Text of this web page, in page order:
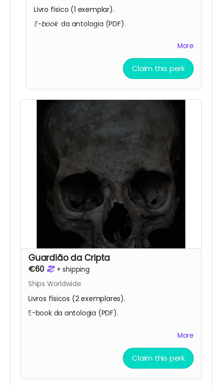
Livro físico (1 exemplar).
E-book da antologia (PDF).
Nome na lista de mecenas do terror
More
Claim this perk
Guardião da Cripta
€60 +shipping
Ships Worldwide
Livros físicos (2 exemplares).
E-book da antologia (PDF).
Nome na lista de mecenas do terror (publicada
More
Claim this perk